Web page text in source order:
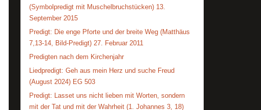
(Symbolpredigt mit Muschelbruchstücken) 13.
September 2015
Predigt: Die enge Pforte und der breite Weg (Matthäus
7,13-14, Bild-Predigt) 27. Februar 2011
Predigten nach dem Kirchenjahr
Liedpredigt: Geh aus mein Herz und suche Freud
(August 2024) EG 503
Predigt: Lasset uns nicht lieben mit Worten, sondern
mit der Tat und mit der Wahrheit (1. Johannes 3, 18)